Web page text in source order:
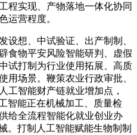
程实现、产物落地一体化协同
运营程度。
想、中试验证、出产制制、
食物平安风险智能研判、虚假
试打制为行业使用拓展、高质
用场景。鞭策农业行政审批、
工智能财产链就业增加点，
智能正在机械加工、质量检
给全流程智能化就业创业办
。打制人工智能赋能生物制制